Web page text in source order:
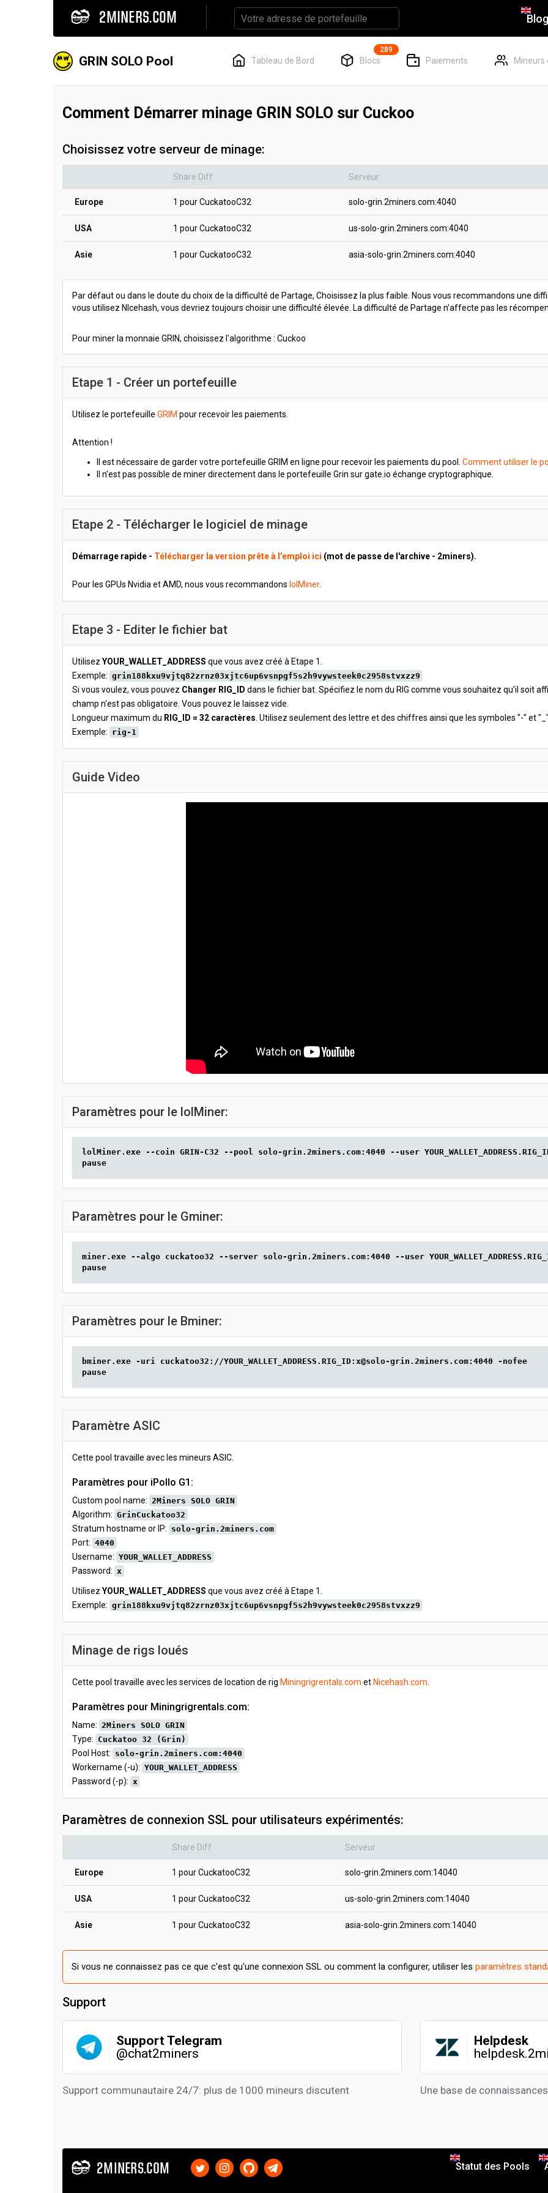
2MINERS.COM
GRIN SOLO Pool Tableau de Bord Blocs
289
Paiements Mineurs
Comment Démarrer minage GRIN SOLO sur Cuckoo
Choisissez votre serveur de minage:
Share Diff Serveur
Europe 1 pour CuckatooC32 solo-grin.2miners.com:4040
USA 1 pour CuckatooC32 us-solo-grin.2miners.com:4040
Asie 1 pour CuckatooC32 asia-solo-grin.2miners.com:4040
Par défaut ou dans le doute du choix de la difficulté de Partage, Choisissez la plus faible. Nous vous recommandons une
vous utilisez NIcehash, vous devriez toujours choisir une difficulté élevée. La difficulté de Partage n'affecte pas les
Pour miner la monnaie GRIN, choisissez l'algorithme : Cuckoo
Etape 1 - Créer un portefeuille
Utilisez le portefeuille GRIM pour recevoir les paiements.
Attention !
Il est nécessaire de garder votre portefeuille GRIM en ligne pour recevoir les paiements du pool. Comment utiliser le
Il n'est pas possible de miner directement dans le portefeuille Grin sur gate.io échange cryptographique.
Etape 2 - Télécharger le logiciel de minage
Démarrage rapide - Télécharger la version prête à l'emploi ici (mot de passe de l'archive - 2miners).
Pour les GPUs Nvidia et AMD, nous vous recommandons lolMiner.
Etape 3 - Editer le fichier bat
Utilisez YOUR_WALLET_ADDRESS que vous avez créé à Etape 1.
Exemple: grin188kxu9vjtq82zrnz03xjtc6up6vsnpgf5s2h9vywsteek0c2958stvxzz9
Si vous voulez, vous pouvez Changer RIG_ID dans le fichier bat. Spécifiez le nom du RIG comme vous souhaitez qu'il soit
champ n'est pas obligatoire. Vous pouvez le laissez vide.
Longueur maximum du RIG_ID = 32 caractères . Utilisez seulement des lettre et des chiffres ainsi que les symboles "-" et
Exemple: rig-1
Guide Video
Paramètres pour le lolMiner:
lolMiner.exe --coin GRIN-C32 --pool solo-grin.2miners.com:4040 --user
pause
Paramètres pour le Gminer:
miner.exe --algo cuckatoo32 --server solo-grin.2miners.com:4040 --user
pause
Paramètres pour le Bminer:
bminer.exe -uri cuckatoo32://YOUR_WALLET_ADDRESS.RIG_ID:x@solo-grin.2miners.com:4040 -nofee
pause
Paramètre ASIC
Cette pool travaille avec les mineurs ASIC.
Paramètres pour iPollo G1:
Custom pool name: 2Miners SOLO GRIN
Algorithm: GrinCuckatoo32
Stratum hostname or IP: solo-grin.2miners.com
Port: 4040
Username: YOUR_WALLET_ADDRESS
Password: x
Utilisez YOUR_WALLET_ADDRESS que vous avez créé à Etape 1.
Exemple: grin188kxu9vjtq82zrnz03xjtc6up6vsnpgf5s2h9vywsteek0c2958stvxzz9
Minage de rigs loués
Cette pool travaille avec les services de location de rig Miningrigrentals.com et Nicehash.com
Paramètres pour Miningrigrentals.com:
Name: 2Miners SOLO GRIN
Type: Cuckatoo 32 (Grin)
Pool Host: solo-grin.2miners.com:4040
Workername (-u): YOUR_WALLET_ADDRESS
Password (-p): x
Paramètres de connexion SSL pour utilisateurs expérimentés:
Share Diff Serveur
Europe 1 pour CuckatooC32 solo-grin.2miners.com:14040
USA 1 pour CuckatooC32 us-solo-grin.2miners.com:14040
Asie 1 pour CuckatooC32 asia-solo-grin.2miners.com:14040
Si vous ne connaissez pas ce que c'est qu'une connexion SSL ou comment la configurer, utiliser les paramètres
Support
Support Telegram
@chat2miners
Support communautaire 24/7: plus de 1000 mineurs discutent
Helpdesk
Une base de
2MINERS.COM Statut des Pools